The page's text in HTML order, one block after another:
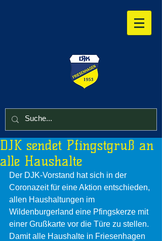
DJK sendet Pfingstgruß an
alle Haushalte
Der DJK-Vorstand hat sich in der
Coronazeit für eine Aktion entschieden,
allen Haushaltungen im
Wildenburgerland eine Pfingskerze mit
einer Grußkarte vor die Türe zu stellen.
Damit alle Haushalte in Friesenhagen